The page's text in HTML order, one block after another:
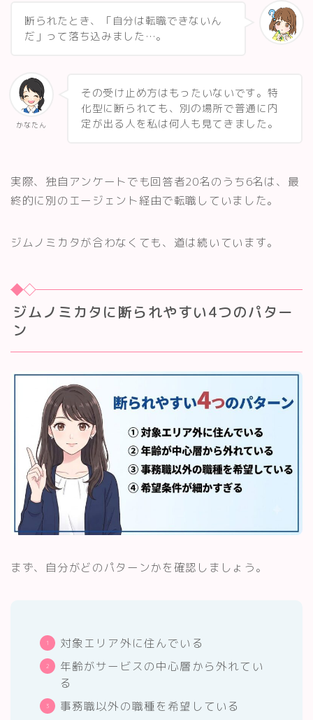
断られたとき、「自分は転職できないん
だ」って落ち込みました…。
かなたん
その受け止め方はもったいないです。特
化型に断られても、別の場所で普通に内
定が出る人を私は何人も見てきました。
実際、独自アンケートでも回答者20名のうち6名は、最
終的に別のエージェント経由で転職していました。
ジムノミカタが合わなくても、道は続いています。
ジムノミカタに断られやすい4つのパター
ン
まず、自分がどのパターンかを確認しましょう。
対象エリア外に住んでいる
年齢がサービスの中心層から外れてい
る
事務職以外の職種を希望している